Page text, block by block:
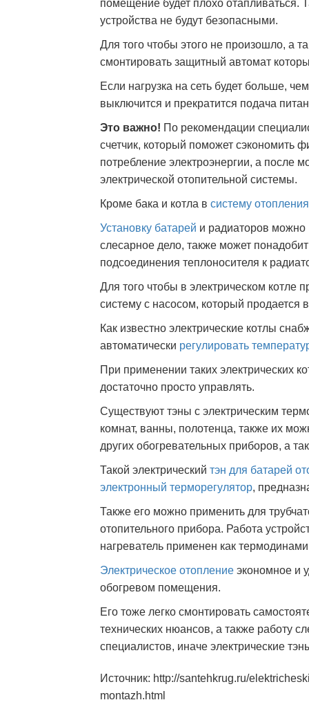
помещение будет плохо отапливаться.
устройства не будут безопасными.
Для того чтобы этого не произошло, а
смонтировать защитный автомат
Если нагрузка на сеть будет больше,
выключится и прекратится подача
Это важно! По рекомендации
счетчик, который поможет сэкономить
потребление электроэнергии, а после
электрической отопительной системы.
Кроме бака и котла в систему отопления
Установку батарей и радиаторов можно
слесарное дело, также может
подсоединения теплоносителя к
Для того чтобы в электрическом котле
систему с насосом, который продается
Как известно электрические котлы
автоматически регулировать
При применении таких электрических
достаточно просто управлять.
Существуют тэны с электрическим
комнат, ванны, полотенца, также их
других обогревательных приборов, а
Такой электрический тэн для батарей
электронный терморегулятор,
Также его можно применить для
отопительного прибора. Работа
нагреватель применен как
Электрическое отопление экономное и
обогревом помещения.
Его тоже легко смонтировать
технических нюансов, а также работу
специалистов, иначе электрические
Источник: http://santehkrug.ru/
montazh.html